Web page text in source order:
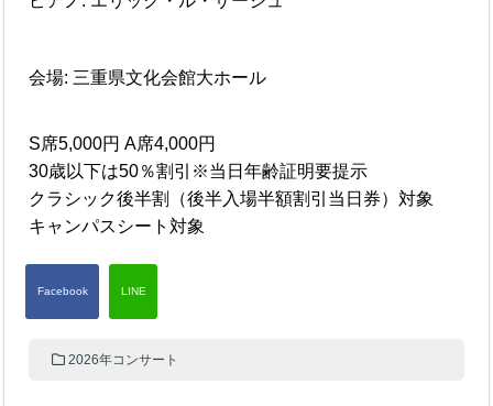
会場: 三重県文化会館大ホール
S席5,000円 A席4,000円
30歳以下は50％割引※当日年齢証明要提示
クラシック後半割（後半入場半額割引当日券）対象
キャンパスシート対象
2026年コンサート